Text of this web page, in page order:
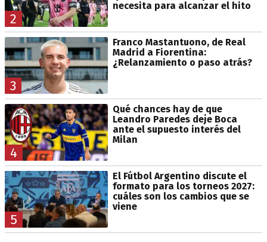
2
necesita para alcanzar el hito
3
Franco Mastantuono, de Real
Madrid a Fiorentina:
¿Relanzamiento o paso atrás?
4
Qué chances hay de que
Leandro Paredes deje Boca
ante el supuesto interés del
Milan
5
El Fútbol Argentino discute el
formato para los torneos 2027:
cuáles son los cambios que se
viene